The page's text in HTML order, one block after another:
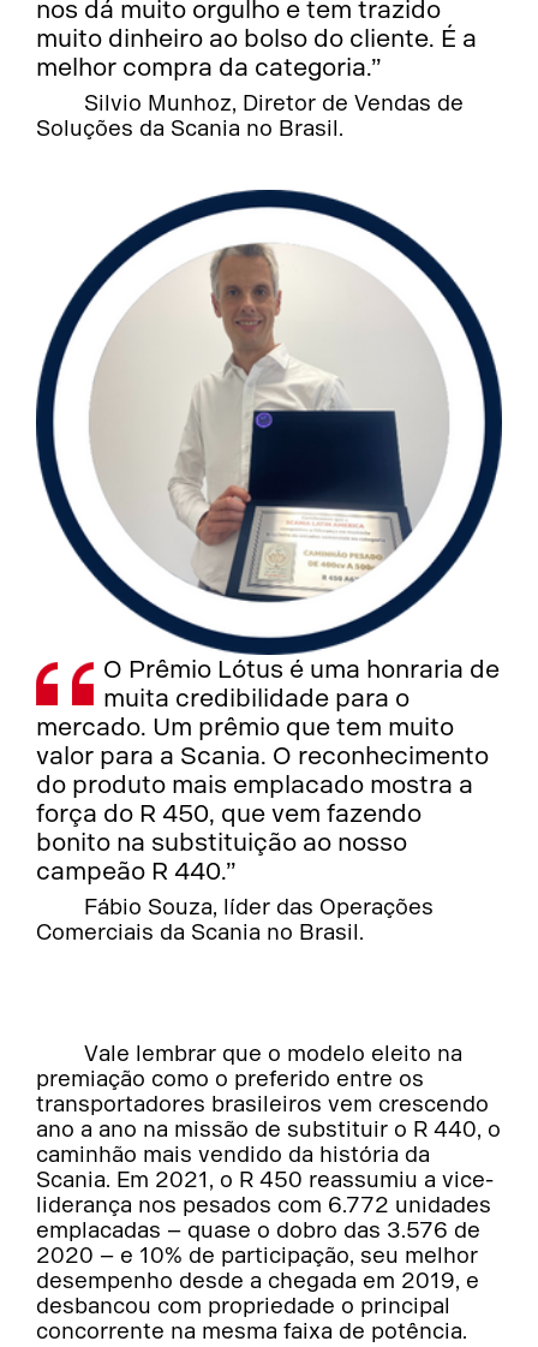
nos dá muito orgulho e tem trazido
muito dinheiro ao bolso do cliente. É a
melhor compra da categoria.”
Silvio Munhoz, Diretor de Vendas de
Soluções da Scania no Brasil.
O Prêmio Lótus é uma honraria de
muita credibilidade para o
mercado. Um prêmio que tem muito
valor para a Scania. O reconhecimento
do produto mais emplacado mostra a
força do R 450, que vem fazendo
bonito na substituição ao nosso
campeão R 440.”
Fábio Souza, líder das Operações
Comerciais da Scania no Brasil.
Vale lembrar que o modelo eleito na
premiação como o preferido entre os
transportadores brasileiros vem crescendo
ano a ano na missão de substituir o R 440, o
caminhão mais vendido da história da
Scania. Em 2021, o R 450 reassumiu a vice-
liderança nos pesados com 6.772 unidades
emplacadas – quase o dobro das 3.576 de
2020 – e 10% de participação, seu melhor
desempenho desde a chegada em 2019, e
desbancou com propriedade o principal
concorrente na mesma faixa de potência.